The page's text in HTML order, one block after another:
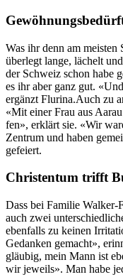
Was ihr denn am
über­legt lange, lächelt
der Schweiz schon habe
es ihr aber ganz gut.
ergänzt Flu­ri­na.Auch zu
«Mit ein­er Frau aus
fen», erk­lärt sie. «Wir
Zen­trum und haben
gefeiert.
Christentum trifft
Dass bei Fam­i­lie
auch zwei
eben­falls zu keinen
Gedanken gemacht»,
gläu­big, mein Mann ist
wir jew­eils». Man habe